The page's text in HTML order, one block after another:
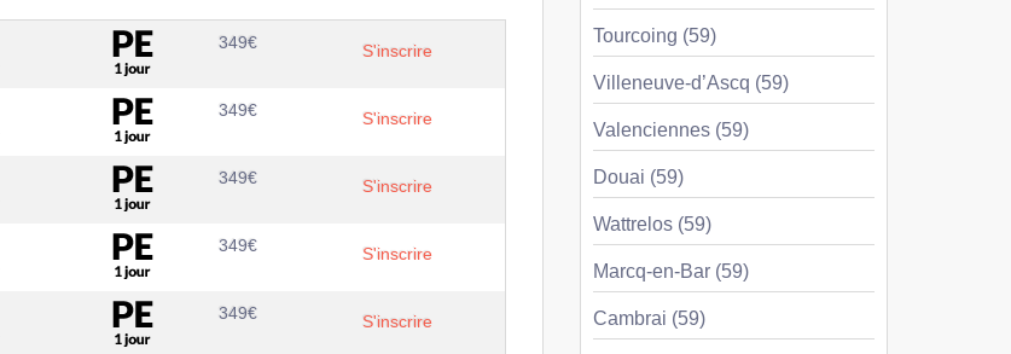
349€ S'inscrire
349€ S'inscrire
349€ S'inscrire
349€ S'inscrire
349€ S'inscrire
Tourcoing (59)
Villeneuve-d’Ascq (59)
Valenciennes (59)
Douai (59)
Wattrelos (59)
Marcq-en-Bar (59)
Cambrai (59)